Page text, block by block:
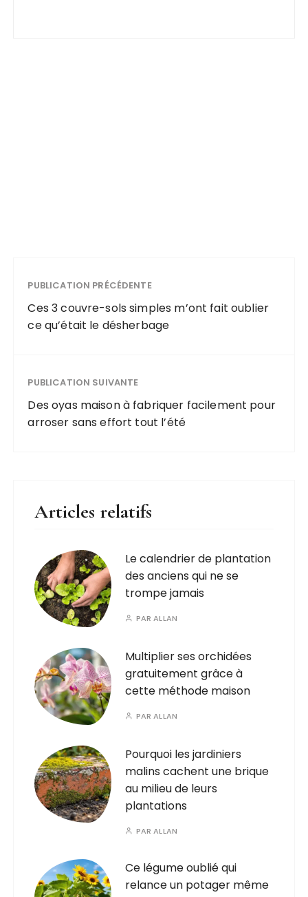
PUBLICATION PRÉCÉDENTE
Ces 3 couvre-sols simples m’ont fait oublier
ce qu’était le désherbage
PUBLICATION SUIVANTE
Des oyas maison à fabriquer facilement pour
arroser sans effort tout l’été
Articles relatifs
Le calendrier de plantation
des anciens qui ne se
trompe jamais
PARALLAN
Multiplier ses orchidées
gratuitement grâce à
cette méthode maison
PARALLAN
Pourquoi les jardiniers
malins cachent une brique
au milieu de leurs
plantations
PARALLAN
Ce légume oublié qui
relance un potager même